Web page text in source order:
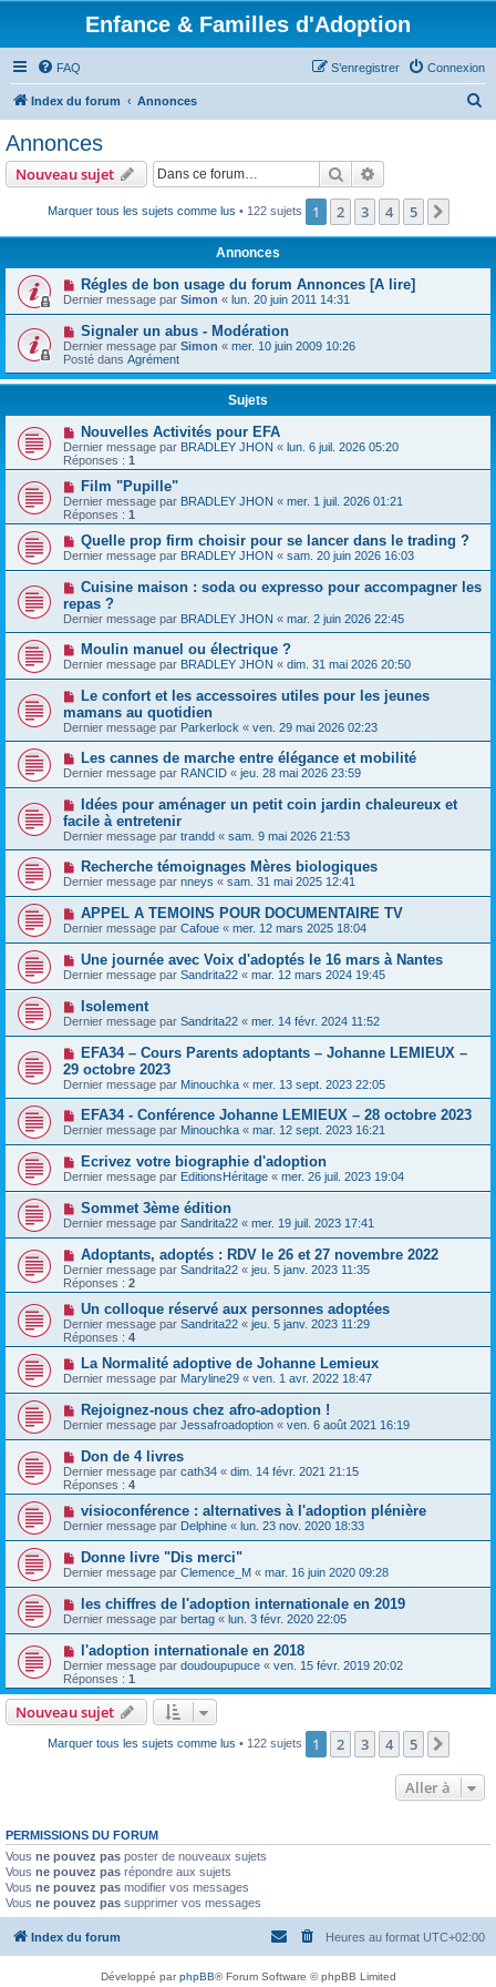
Enfance & Familles d'Adoption
FAQ Connexion
S’enregistrer
Index du forum Annonces
e
Annonces
Nouveau sujet Rechercher
Marquer tous les sujets comme lus • 122 sujets 1 2 3 4 5
Annonces
Régles de bon usage du forum Annonces [A lire]
Dernier message par Simon « lun. 20 juin 2011 14:31
Signaler un abus - Modération
Dernier message par Simon « mer. 10 juin 2009 10:26
Posté dans Agrément
Sujets
Nouvelles Activités pour EFA
Dernier message par BRADLEY JHON « lun. 6 juil. 2026 05:20
Réponses : 1
Film "Pupille"
Dernier message par BRADLEY JHON « mer. 1 juil. 2026 01:21
Réponses : 1
Quelle prop firm choisir pour se lancer dans le trading ?
Dernier message par BRADLEY JHON « sam. 20 juin 2026 16:03
Cuisine maison : soda ou expresso pour accompagner les
repas ?
Dernier message par BRADLEY JHON « mar. 2 juin 2026 22:45
Moulin manuel ou électrique ?
Dernier message par BRADLEY JHON « dim. 31 mai 2026 20:50
Le confort et les accessoires utiles pour les jeunes
mamans au quotidien
Dernier message par Parkerlock « ven. 29 mai 2026 02:23
Les cannes de marche entre élégance et mobilité
Dernier message par RANCID « jeu. 28 mai 2026 23:59
Idées pour aménager un petit coin jardin chaleureux et
facile à entretenir
Dernier message par trandd « sam. 9 mai 2026 21:53
Recherche témoignages Mères biologiques
Dernier message par nneys « sam. 31 mai 2025 12:41
APPEL A TEMOINS POUR DOCUMENTAIRE TV
Dernier message par Cafoue « mer. 12 mars 2025 18:04
Une journée avec Voix d'adoptés le 16 mars à Nantes
Dernier message par Sandrita22 « mar. 12 mars 2024 19:45
Isolement
Dernier message par Sandrita22 « mer. 14 févr. 2024 11:52
EFA34 – Cours Parents adoptants – Johanne LEMIEUX –
29 octobre 2023
Dernier message par Minouchka « mer. 13 sept. 2023 22:05
EFA34 - Conférence Johanne LEMIEUX – 28 octobre 2023
Dernier message par Minouchka « mar. 12 sept. 2023 16:21
Ecrivez votre biographie d'adoption
Dernier message par EditionsHéritage « mer. 26 juil. 2023 19:04
Sommet 3ème édition
Dernier message par Sandrita22 « mer. 19 juil. 2023 17:41
Adoptants, adoptés : RDV le 26 et 27 novembre 2022
Dernier message par Sandrita22 « jeu. 5 janv. 2023 11:35
Réponses : 2
Un colloque réservé aux personnes adoptées
Dernier message par Sandrita22 « jeu. 5 janv. 2023 11:29
Réponses : 4
La Normalité adoptive de Johanne Lemieux
Dernier message par Maryline29 « ven. 1 avr. 2022 18:47
Rejoignez-nous chez afro-adoption !
Dernier message par Jessafroadoption « ven. 6 août 2021 16:19
Don de 4 livres
Dernier message par cath34 « dim. 14 févr. 2021 21:15
Réponses : 4
visioconférence : alternatives à l'adoption plénière
Dernier message par Delphine « lun. 23 nov. 2020 18:33
Donne livre "Dis merci"
Dernier message par Clemence_M « mar. 16 juin 2020 09:28
les chiffres de l'adoption internationale en 2019
Dernier message par bertag « lun. 3 févr. 2020 22:05
l'adoption internationale en 2018
Dernier message par doudoupupuce « ven. 15 févr. 2019 20:02
Réponses : 1
Nouveau sujet
Marquer tous les sujets comme lus • 122 sujets 1 2 3 4 5
Aller à
PERMISSIONS DU FORUM
Vous ne pouvez pas poster de nouveaux sujets
Vous ne pouvez pas répondre aux sujets
Vous ne pouvez pas modifier vos messages
Vous ne pouvez pas supprimer vos messages
Index du forum Heures au format UTC+02:00
Développé parphpBB® Forum Software © phpBB Limited